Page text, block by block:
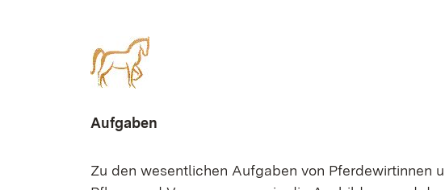
Aufgaben
Zu den wesentlichen Aufgaben von Pferdewirtinnen